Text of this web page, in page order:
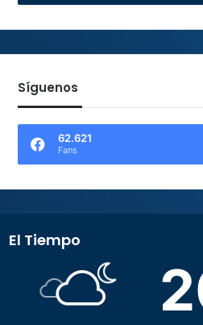
Síguenos
62.621
Fans
El Tiempo